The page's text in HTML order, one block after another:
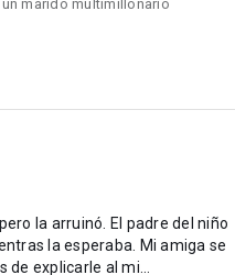
marido multimillonario
la arruinó. El padre del niño
Mi amiga se
y no quiere verme. Mis intentos de explicarle al mi...